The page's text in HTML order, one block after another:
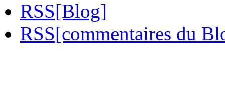
RSS[Blog]
RSS[commentaires du